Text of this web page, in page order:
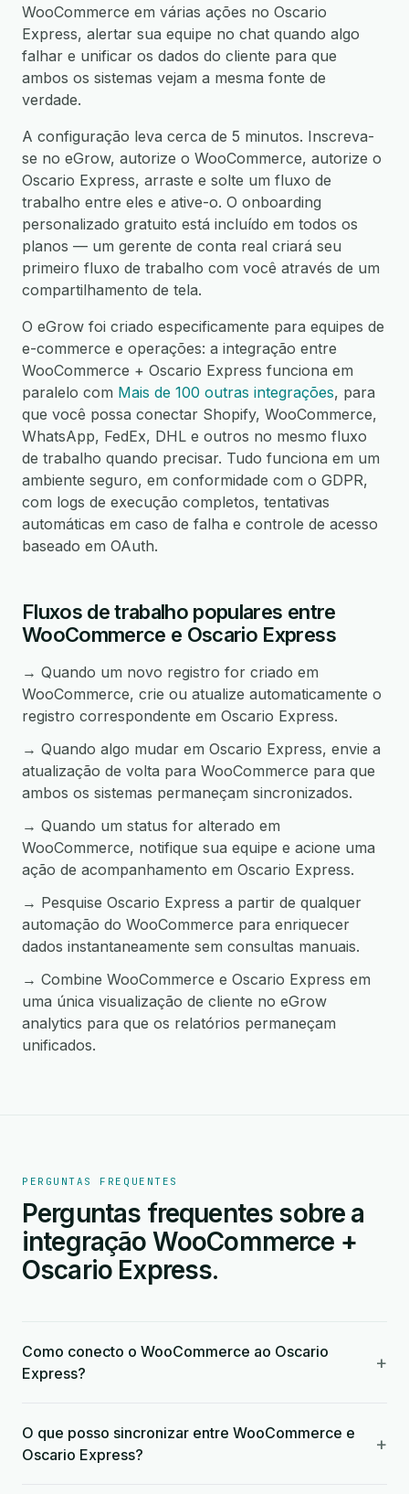
WooCommerce em várias ações no Oscario
Express, alertar sua equipe no chat quando algo
falhar e unificar os dados do cliente para que
ambos os sistemas vejam a mesma fonte de
verdade.
A configuração leva cerca de 5 minutos. Inscreva-
se no eGrow, autorize o WooCommerce, autorize o
Oscario Express, arraste e solte um fluxo de
trabalho entre eles e ative-o. O onboarding
personalizado gratuito está incluído em todos os
planos — um gerente de conta real criará seu
primeiro fluxo de trabalho com você através de um
compartilhamento de tela.
O eGrow foi criado especificamente para equipes de
e-commerce e operações: a integração entre
WooCommerce + Oscario Express funciona em
paralelo com Mais de 100 outras integrações, para
que você possa conectar Shopify, WooCommerce,
WhatsApp, FedEx, DHL e outros no mesmo fluxo
de trabalho quando precisar. Tudo funciona em um
ambiente seguro, em conformidade com o GDPR,
com logs de execução completos, tentativas
automáticas em caso de falha e controle de acesso
baseado em OAuth.
Fluxos de trabalho populares entre
WooCommerce e Oscario Express
→ Quando um novo registro for criado em
WooCommerce, crie ou atualize automaticamente o
registro correspondente em Oscario Express.
→ Quando algo mudar em Oscario Express, envie a
atualização de volta para WooCommerce para que
ambos os sistemas permaneçam sincronizados.
→ Quando um status for alterado em
WooCommerce, notifique sua equipe e acione uma
ação de acompanhamento em Oscario Express.
→ Pesquise Oscario Express a partir de qualquer
automação do WooCommerce para enriquecer
dados instantaneamente sem consultas manuais.
→ Combine WooCommerce e Oscario Express em
uma única visualização de cliente no eGrow
analytics para que os relatórios permaneçam
unificados.
PERGUNTAS FREQUENTES
Perguntas frequentes sobre a
integração WooCommerce +
Oscario Express.
Como conecto o WooCommerce ao Oscario
Express?
+
O que posso sincronizar entre WooCommerce e
Oscario Express?
+